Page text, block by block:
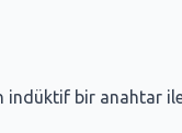
bir anahtar